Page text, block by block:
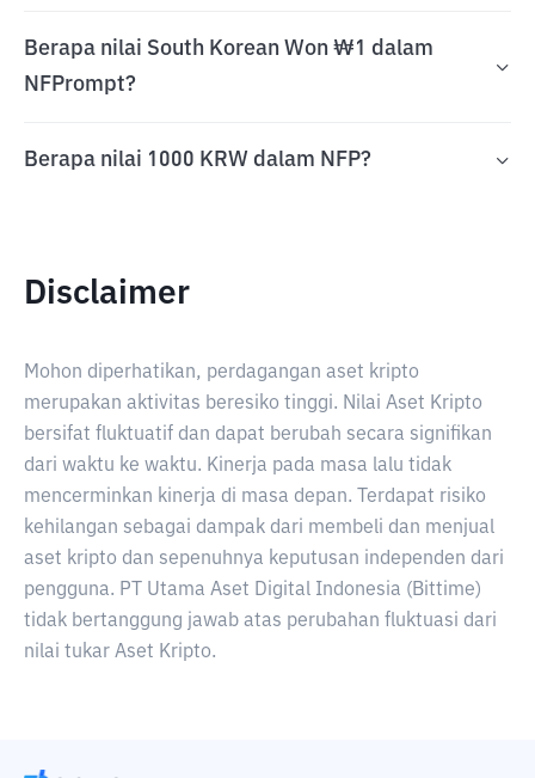
Berapa nilai South Korean Won ₩1 dalam
NFPrompt?
Berapa nilai 1000 KRW dalam NFP?
Disclaimer
Mohon diperhatikan, perdagangan aset kripto
merupakan aktivitas beresiko tinggi. Nilai Aset Kripto
bersifat fluktuatif dan dapat berubah secara signifikan
dari waktu ke waktu. Kinerja pada masa lalu tidak
mencerminkan kinerja di masa depan. Terdapat risiko
kehilangan sebagai dampak dari membeli dan menjual
aset kripto dan sepenuhnya keputusan independen dari
pengguna. PT Utama Aset Digital Indonesia (Bittime)
tidak bertanggung jawab atas perubahan fluktuasi dari
nilai tukar Aset Kripto.